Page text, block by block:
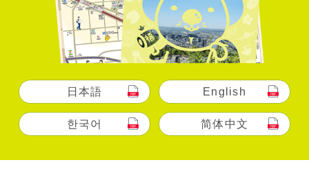
日本語 English
한국어 简体中文